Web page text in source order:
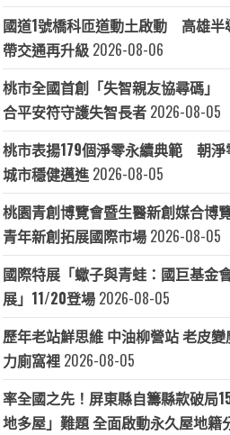
國道1號橋科匝道動土啟動 高雄半
帶交通再升級 2026-08-06
桃市全國首創「失智親友協尋碼
合平安符守護失智長者 2026-08-05
桃市表揚179個淨零永續典範 朝淨
城市穩健邁進 2026-08-05
桃園青創博覽會暨生醫新創媒合
青年新創拓展國際市場 2026-08-05
國際特展「蠍子與青蛙：國巨基金
展」11/20登場 2026-08-05
歷年老站鮮思維 中油柳營站 老皮變
力廁窩裡 2026-08-05
率全國之先！屏東縣自籌縣款破局
地多屋」難題 全面啟動永久屋地籍